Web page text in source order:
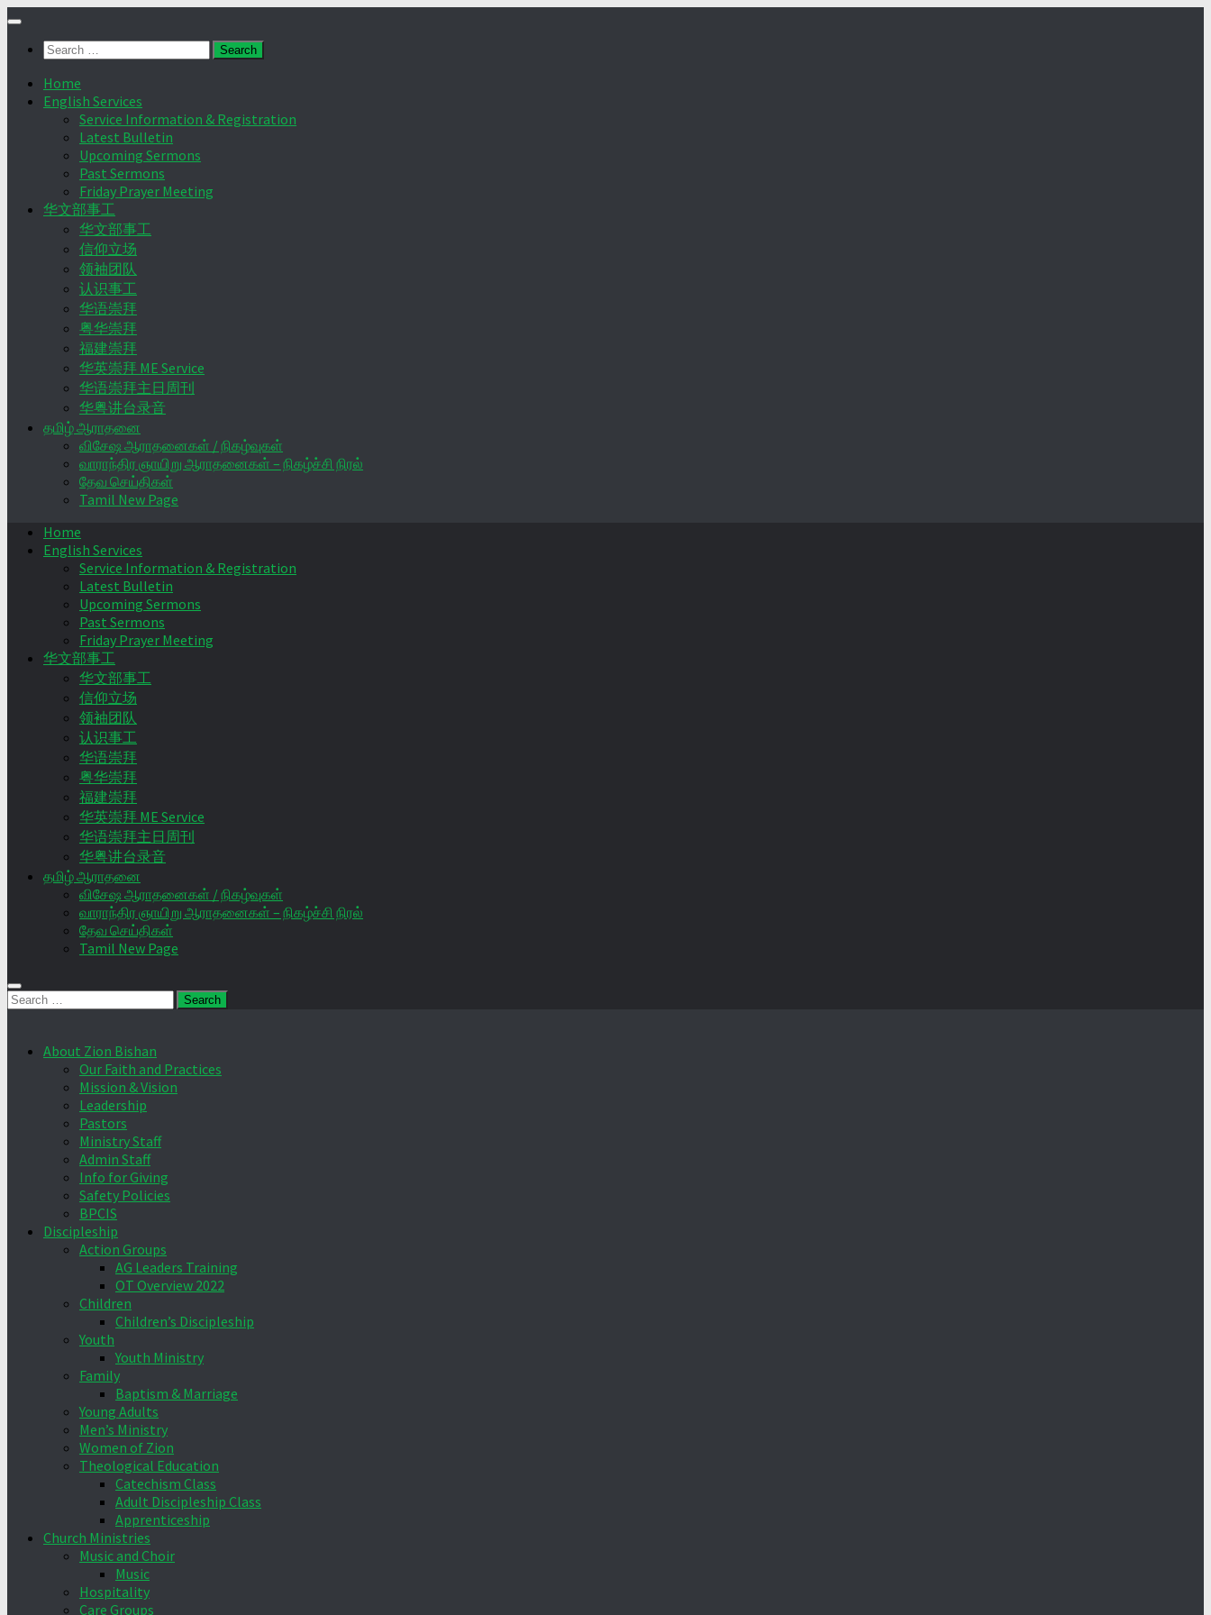
Skip
contentSearch
Home
English Services
Service Information & Registration
Latest Bulletin
Upcoming Sermons
Past Sermons
Friday Prayer Meeting
华文部事工
华文部事工
信仰立场
领袖团队
认识事工
华语崇拜
粤华崇拜
福建崇拜
华英崇拜 ME Service
华语崇拜主日周刊
华粤讲台录音
தமிழ் ஆராதனை
விசேஷ ஆராதனைகள் / நிகழ்வுகள்
வாராந்திர ஞாயிறு ஆராதனைகள் – நிகழ்ச்சி நிரல்
தேவ செய்திகள்
Tamil New Page
Home
English Services
Service Information & Registration
Latest Bulletin
Upcoming Sermons
Past Sermons
Friday Prayer Meeting
华文部事工
华文部事工
信仰立场
领袖团队
认识事工
华语崇拜
粤华崇拜
福建崇拜
华英崇拜 ME Service
华语崇拜主日周刊
华粤讲台录音
தமிழ் ஆராதனை
விசேஷ ஆராதனைகள் / நிகழ்வுகள்
வாராந்திர ஞாயிறு ஆராதனைகள் – நிகழ்ச்சி நிரல்
தேவ செய்திகள்
Tamil New Page
Search
About Zion Bishan
Our Faith and Practices
Mission & Vision
Leadership
Pastors
Ministry Staff
Admin Staff
Info for Giving
Safety Policies
BPCIS
Discipleship
Action Groups
AG Leaders Training
OT Overview 2022
Children
Children’s Discipleship
Youth
Youth Ministry
Family
Baptism & Marriage
Young Adults
Men’s Ministry
Women of Zion
Theological Education
Catechism Class
Adult Discipleship Class
Apprenticeship
Church Ministries
Music and Choir
Music
Hospitality
Care Groups